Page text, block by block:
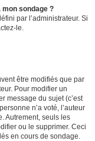
mon sondage ?
par l’administrateur. Si
le.
être modifiés que par
Pour modifier un
message du sujet (c’est
n’a voté, l’auteur
Autrement, seuls les
ou le supprimer. Ceci
en cours de sondage.